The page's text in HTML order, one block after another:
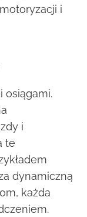
i
osiągami.
i
te
dynamiczną
każda